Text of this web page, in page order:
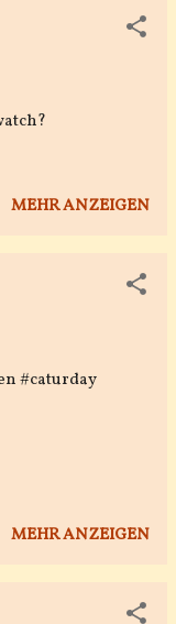
MEHR ANZEIGEN
#caturday
MEHR ANZEIGEN